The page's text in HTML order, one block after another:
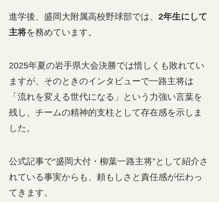
進学後、盛岡大附属高校野球部では、 2年生にして
主将を務めています。
2025年夏の岩手県大会決勝では惜しくも敗れてい
ますが、そのときのインタビューで一路主将は
「流れを変える世代になる」という力強い言葉を
残し、チームの精神的支柱として存在感を示しま
した。
公式記事で“盛岡大付・柳葉一路主将”として紹介さ
れている事実からも、頼もしさと責任感が伝わっ
てきます。